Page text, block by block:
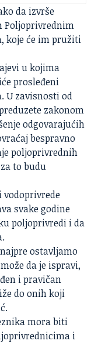
da izvrše
Poljoprivrednim
koje će im pružiti
u kojima
prosleđeni
U zavisnosti od
zakonom
odgovarajućih
bespravno
poljoprivrednih
to budu
svake godine
poljoprivredi i da
ostavljamo
da je ispravi,
i pravičan
do onih koji
mora biti
i